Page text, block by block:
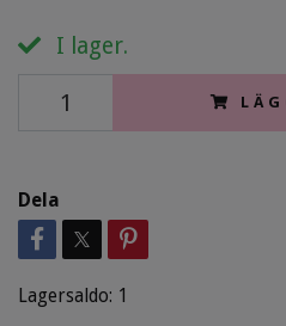
I lager.
Dela
Lagersaldo: 1